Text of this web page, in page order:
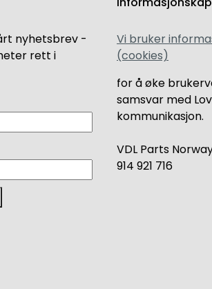
nyhetsbrev -
rett i
Vi bruker
(cookies)
for å øke
samsvar med
kommunikasjon.
VDL Parts
914 921 716